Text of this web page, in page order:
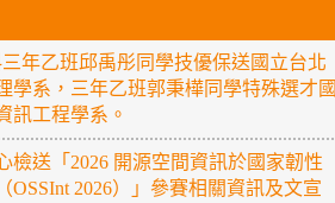
年乙班邱禹彤同學技優保送國立台北
學系，三年乙班郭秉樺同學特殊選才國
訊工程學系。
檢送「2026 開源空間資訊於國家韌性
OSSInt 2026）」參賽相關資訊及文宣